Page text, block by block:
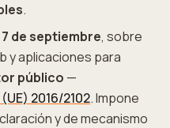
.
de septiembre, sobre
y aplicaciones para
público —
2016/2102. Impone
y de mecanismo